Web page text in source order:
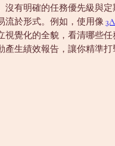
沒有明確的任務優先級與
流於形式。例如，使用像3A
視覺化的全貌，看清哪些任
產生績效報告，讓你精準打